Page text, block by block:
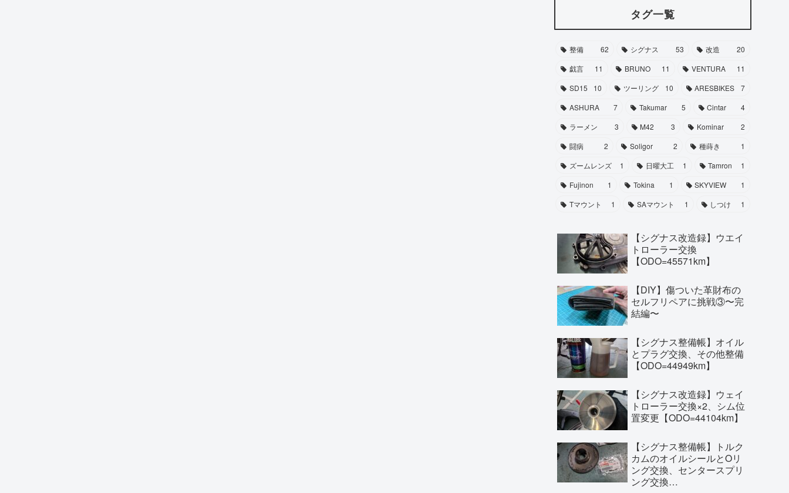
タグ一覧
整備 62 シグナス 53 改造
20
戯言
11 BRUNO 11 VENTURA
11
SD15
10 ツーリング 10 ARESBIKES
7
ASHURA
7 Takumar 5 Cintar
4
ラーメン
3 M42 3 Kominar
2
闘病
2 Soligor 2 種蒔き
1
ズームレンズ
1 日曜大工 1 Tamron
1
Fujinon
1 Tokina 1 SKYVIEW
1
Tマウント
1 SAマウント 1 しつけ 1
【シグナス改造録】ウエイ
トローラー交換
【ODO=45571km】
【DIY】傷ついた革財布の
セルフリペアに挑戦③〜完
結編〜
【シグナス整備帳】オイル
とプラグ交換、その他整備
【ODO=44949km】
【シグナス改造録】ウェイ
トローラー交換×2、シム位
置変更【ODO=44104km】
【シグナス整備帳】トルク
カムのオイルシールとOリ
ング交換、センタースプリ
ング交換